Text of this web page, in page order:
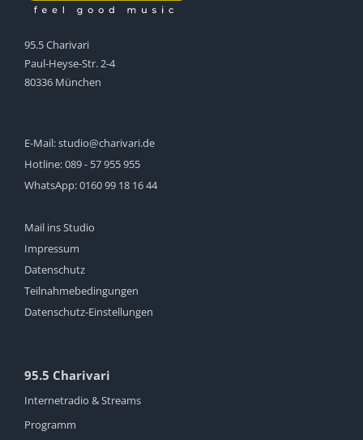
95.5 Charivari
Paul-Heyse-Str. 2-4
80336 München
E-Mail:studio@charivari.de
Hotline:089 - 57 955 955
WhatsApp:0160 99 18 16 44
Mail ins Studio
Impressum
Datenschutz
Teilnahmebedingungen
Datenschutz-Einstellungen
95.5 Charivari
Internetradio & Streams
Programm